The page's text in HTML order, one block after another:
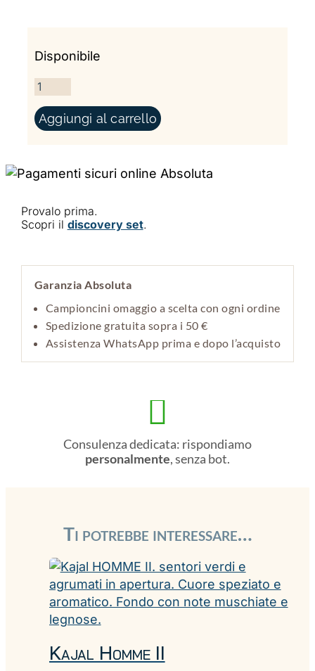
Disponibile
PERCEPTION QUANTITÀ
Aggiungi al carrello
Provalo prima.
Scopri il discovery set.
Garanzia Absoluta
Campioncini omaggio a scelta con ogni ordine
Spedizione gratuita sopra i 50 €
Assistenza WhatsApp prima e dopo l’acquisto

Consulenza dedicata: rispondiamo
personalmente, senza bot.
Ti potrebbe interessare…
Kajal Homme II